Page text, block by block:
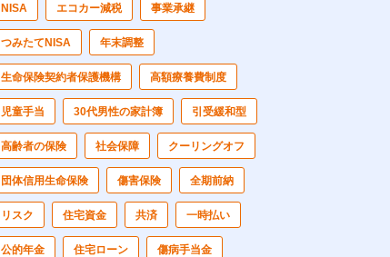
NISA エコカー減税 事業承継
つみたてNISA 年末調整
生命保険契約者保護機構 高額療養費制度
児童手当 30代男性の家計簿 引受緩和型
高齢者の保険 社会保障 クーリングオフ
団体信用生命保険 傷害保険 全期前納
リスク 住宅資金 共済 一時払い
公的年金 住宅ローン 傷病手当金